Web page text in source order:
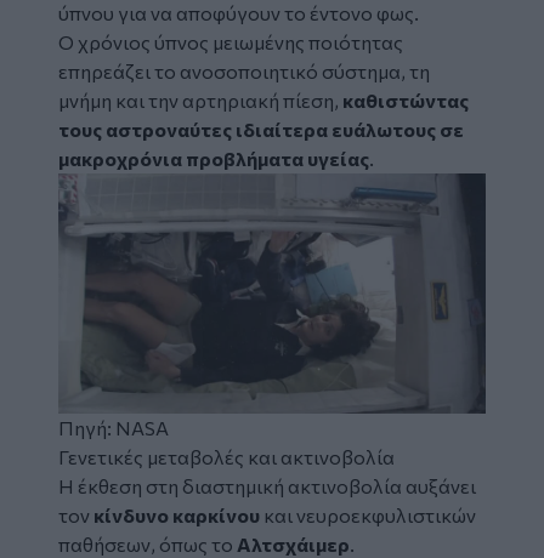
ύπνου για να αποφύγουν το έντονο φως.
Ο χρόνιος ύπνος μειωμένης ποιότητας
επηρεάζει το ανοσοποιητικό σύστημα, τη
μνήμη και την αρτηριακή πίεση, καθιστώντας
τους αστροναύτες ιδιαίτερα ευάλωτους σε
μακροχρόνια προβλήματα υγείας.
Πηγή: NASA
Γενετικές μεταβολές και ακτινοβολία
Η έκθεση στη διαστημική ακτινοβολία αυξάνει
τον κίνδυνο καρκίνου και νευροεκφυλιστικών
παθήσεων, όπως το Αλτσχάιμερ.